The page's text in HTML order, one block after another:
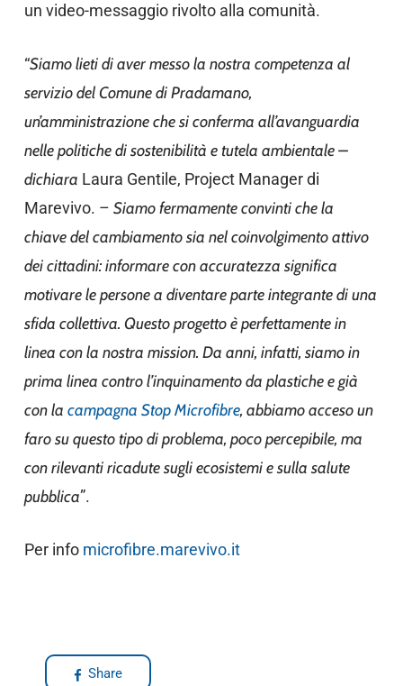
un video-messaggio rivolto alla comunità.
“Siamo lieti di aver messo la nostra competenza al
servizio del Comune di Pradamano,
un’amministrazione che si conferma all’avanguardia
nelle politiche di sostenibilità e tutela ambientale –
dichiara Laura Gentile, Project Manager di
Marevivo. – Siamo fermamente convinti che la
chiave del cambiamento sia nel coinvolgimento attivo
dei cittadini: informare con accuratezza significa
motivare le persone a diventare parte integrante di una
sfida collettiva. Questo progetto è perfettamente in
linea con la nostra mission. Da anni, infatti, siamo in
prima linea contro l’inquinamento da plastiche e già
con la campagna Stop Microfibre, abbiamo acceso un
faro su questo tipo di problema, poco percepibile, ma
con rilevanti ricadute sugli ecosistemi e sulla salute
pubblica”.
Per info microfibre.marevivo.it
Share